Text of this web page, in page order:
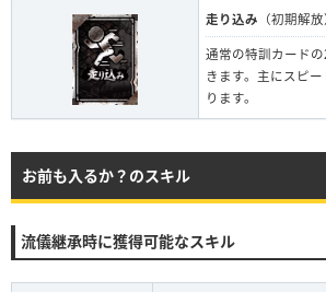
走り込み （初期解放
通常の特訓カード
きます。主にスピ
ります。
お前も入るか？のスキル
流儀継承時に獲得可能なスキル